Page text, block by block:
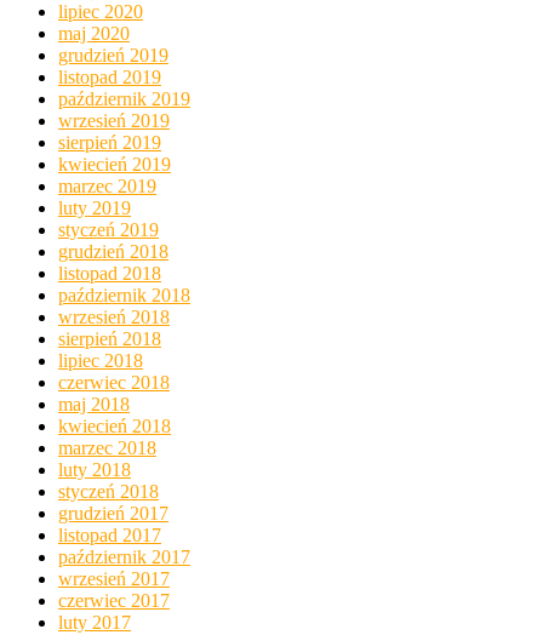
lipiec 2020
maj 2020
grudzień 2019
listopad 2019
październik 2019
wrzesień 2019
sierpień 2019
kwiecień 2019
marzec 2019
luty 2019
styczeń 2019
grudzień 2018
listopad 2018
październik 2018
wrzesień 2018
sierpień 2018
lipiec 2018
czerwiec 2018
maj 2018
kwiecień 2018
marzec 2018
luty 2018
styczeń 2018
grudzień 2017
listopad 2017
październik 2017
wrzesień 2017
czerwiec 2017
luty 2017